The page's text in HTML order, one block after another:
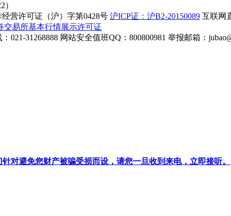
营许可证（沪）字第0428号 沪ICP证：沪B2-20150089 互联网
交易所基本行情展示许可证
021-31268888 网站安全值班QQ：800800981 举报邮箱：
对避免您财产被骗受损而设，请您一旦收到来电，立即接听。